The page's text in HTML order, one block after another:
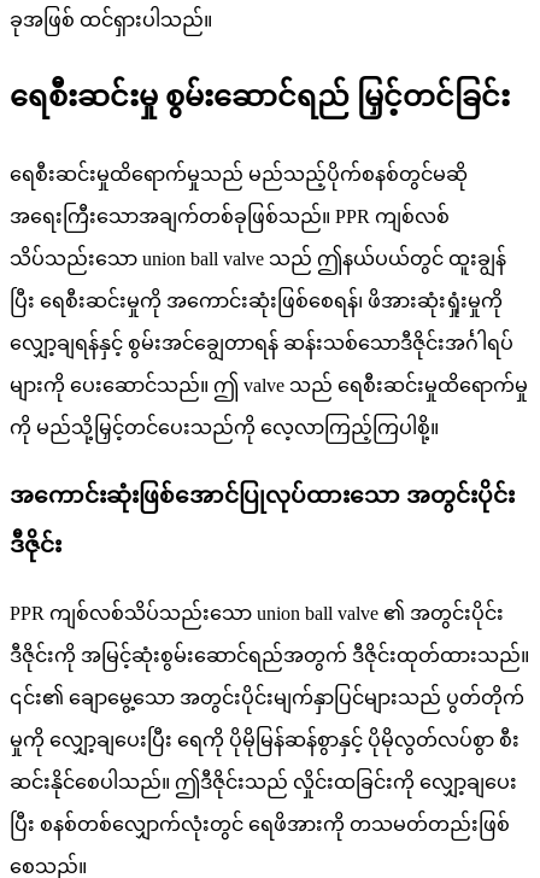
ခုအဖြစ် ထင်ရှားပါသည်။
ရေစီးဆင်းမှု စွမ်းဆောင်ရည် မြှင့်တင်ခြင်း
ရေစီးဆင်းမှုထိရောက်မှုသည် မည်သည့်ပိုက်စနစ်တွင်မဆို
အရေးကြီးသောအချက်တစ်ခုဖြစ်သည်။ PPR ကျစ်လစ်
သိပ်သည်းသော union ball valve သည် ဤနယ်ပယ်တွင် ထူးချွန်
ပြီး ရေစီးဆင်းမှုကို အကောင်းဆုံးဖြစ်စေရန်၊ ဖိအားဆုံးရှုံးမှုကို
လျှော့ချရန်နှင့် စွမ်းအင်ချွေတာရန် ဆန်းသစ်သောဒီဇိုင်းအင်္ဂါရပ်
များကို ပေးဆောင်သည်။ ဤ valve သည် ရေစီးဆင်းမှုထိရောက်မှု
ကို မည်သို့မြှင့်တင်ပေးသည်ကို လေ့လာကြည့်ကြပါစို့။
အကောင်းဆုံးဖြစ်အောင်ပြုလုပ်ထားသော အတွင်းပိုင်း
ဒီဇိုင်း
PPR ကျစ်လစ်သိပ်သည်းသော union ball valve ၏ အတွင်းပိုင်း
ဒီဇိုင်းကို အမြင့်ဆုံးစွမ်းဆောင်ရည်အတွက် ဒီဇိုင်းထုတ်ထားသည်။
၎င်း၏ ချောမွေ့သော အတွင်းပိုင်းမျက်နှာပြင်များသည် ပွတ်တိုက်
မှုကို လျှော့ချပေးပြီး ရေကို ပိုမိုမြန်ဆန်စွာနှင့် ပိုမိုလွတ်လပ်စွာ စီး
ဆင်းနိုင်စေပါသည်။ ဤဒီဇိုင်းသည် လှိုင်းထခြင်းကို လျှော့ချပေး
ပြီး စနစ်တစ်လျှောက်လုံးတွင် ရေဖိအားကို တသမတ်တည်းဖြစ်
စေသည်။